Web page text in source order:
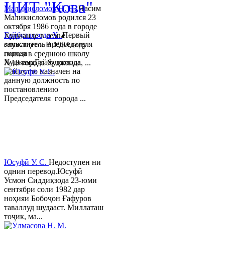
Гайбуллозода Х.Первый
заместитель председателя
города
ХуджандГайбуллозода
Хайрулло назначен на
данную должность по
постановлению
Председателя города ...
Маликисломов Н. Н.Насим
Маликисломов родился 23
октября 1986 года в городе
Худжанде в семье
служащего. В 1994 году
пошел в среднюю школу
№18 города Худжанда, ...
Юсуфӣ У. C. Недоступен ни
однин перевод.Юсуфӣ
Усмон Сиддиқзода 23-юми
сентябри соли 1982 дар
ноҳияи Бобоҷон Ғафуров
таваллуд шудааст. Миллаташ
тоҷик, ма...
ЦИТ "Кова"